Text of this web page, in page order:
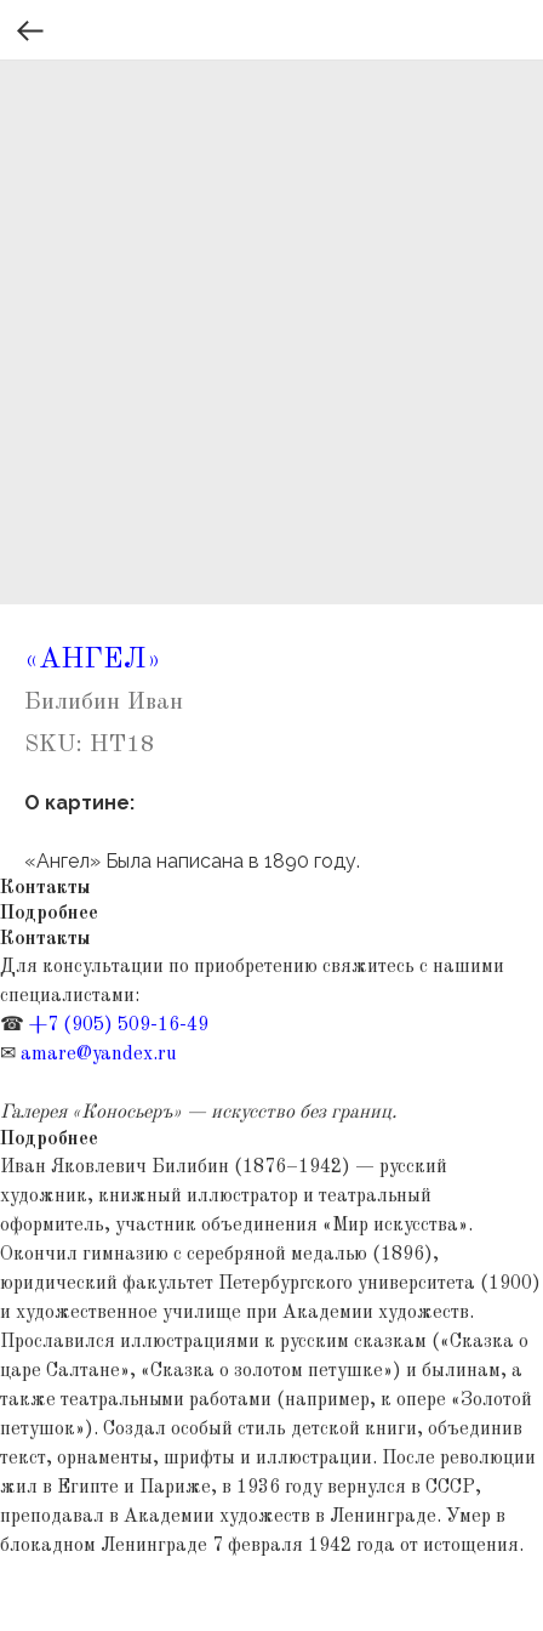
«АНГЕЛ»
Билибин Иван
SKU: НТ18
О картине:
«Ангел» Была написана в 1890 году.
Контакты
Подробнее
Контакты
Для консультации по приобретению свяжитесь с нашими
специалистами:
☎ +7 (905) 509-16-49
✉ amare@yandex.ru
Галерея «Коносьеръ» — искусство без границ.
Подробнее
Иван Яковлевич Билибин (1876–1942) — русский
художник, книжный иллюстратор и театральный
оформитель, участник объединения «Мир искусства».
Окончил гимназию с серебряной медалью (1896),
юридический факультет Петербургского университета (1900)
и художественное училище при Академии художеств.
Прославился иллюстрациями к русским сказкам («Сказка о
царе Салтане», «Сказка о золотом петушке») и былинам, а
также театральными работами (например, к опере «Золотой
петушок»). Создал особый стиль детской книги, объединив
текст, орнаменты, шрифты и иллюстрации. После революции
жил в Египте и Париже, в 1936 году вернулся в СССР,
преподавал в Академии художеств в Ленинграде. Умер в
блокадном Ленинграде 7 февраля 1942 года от истощения.